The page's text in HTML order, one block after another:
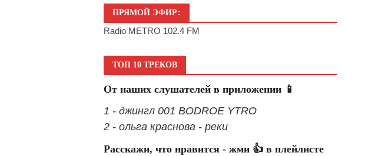
ПРЯМОЙ ЭФИР:
Radio METRO 102.4 FM
ТОП 10 ТРЕКОВ
От наших слушателей в приложении 📱
1 - джингл 001 BODROE YTRO
2 - ольга краснова - реки
Расскажи, что нравится - жми 👍 в плейлисте